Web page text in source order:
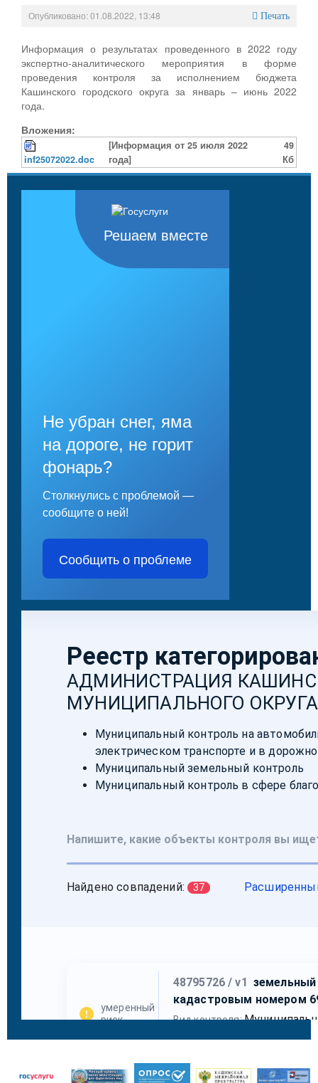
Опубликовано: 01.08.2022, 13:48 Печать
Информация о результатах проведенного в 2022 году
экспертно-аналитического мероприятия в форме
проведения контроля за исполнением бюджета
Кашинского городского округа за январь – июнь 2022
года.
Вложения:
inf25072022.doc
[Информация от 25 июля 2022
года]
49
Кб
Решаем вместе
Не убран снег, яма
на дороге, не горит
фонарь?
Столкнулись с проблемой —
сообщите о ней!
Сообщить о проблеме